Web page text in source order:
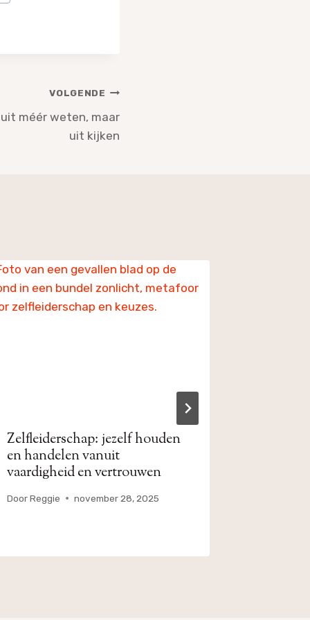
VOLGENDE
méér weten, maar
uit kijken
Zelfleiderschap: jezelf houden
en handelen vanuit
vaardigheid en vertrouwen
Door Reggie november 28, 2025